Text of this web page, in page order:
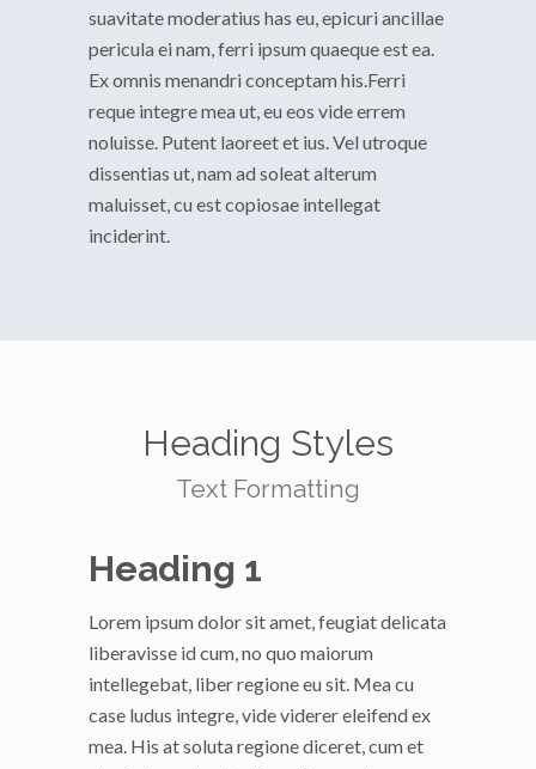
suavitate moderatius has eu, epicuri ancillae
pericula ei nam, ferri ipsum quaeque est ea.
Ex omnis menandri conceptam his.Ferri
reque integre mea ut, eu eos vide errem
noluisse. Putent laoreet et ius. Vel utroque
dissentias ut, nam ad soleat alterum
maluisset, cu est copiosae intellegat
inciderint.
Heading Styles
Text Formatting
Heading 1
Lorem ipsum dolor sit amet, feugiat delicata
liberavisse id cum, no quo maiorum
intellegebat, liber regione eu sit. Mea cu
case ludus integre, vide viderer eleifend ex
mea. His at soluta regione diceret, cum et